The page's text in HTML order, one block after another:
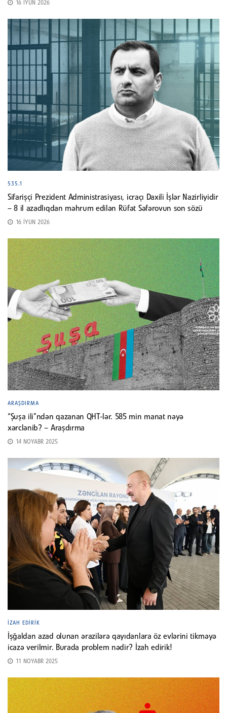
16 İYUN 2026
535.1
Sifarişçi Prezident Administrasiyası, icraçı Daxili İşlər Nazirliyidir
– 8 il azadlıqdan məhrum edilən Rüfət Səfərovun son sözü
16 İYUN 2026
ARAŞDIRMA
“Şuşa ili”ndən qazanan QHT-lər. 585 min manat nəyə
xərclənib? – Araşdırma
14 NOYABR 2025
İZAH EDIRIK
İşğaldan azad olunan ərazilərə qayıdanlara öz evlərini tikməyə
icazə verilmir. Burada problem nədir? İzah edirik!
11 NOYABR 2025